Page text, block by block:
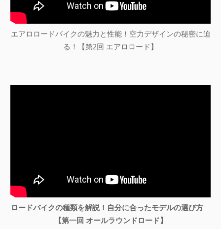
エアロロードバイクの魅力と性能！空力デザインの秘密に迫
る！【第2回 エアロロード】
ロードバイクの種類を解説！自分に合ったモデルの選び方
【第一回 オールラウンドロード】